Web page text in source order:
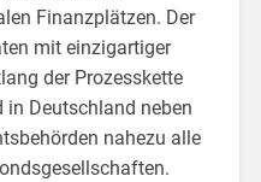
Finanzplätzen. Der
mit einzigartiger
der Prozesskette
in Deutschland neben
nahezu alle